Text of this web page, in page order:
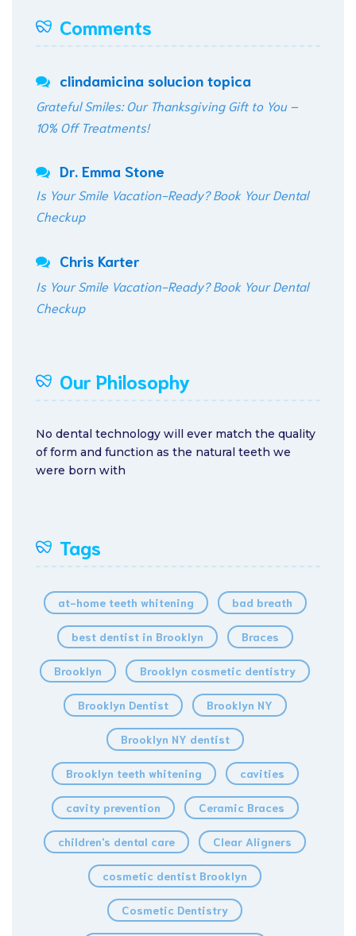
Comments
clindamicina solucion topica
Grateful Smiles: Our Thanksgiving Gift to You –
10% Off Treatments!
Dr. Emma Stone
Is Your Smile Vacation-Ready? Book Your Dental
Checkup
Chris Karter
Is Your Smile Vacation-Ready? Book Your Dental
Checkup
Our Philosophy
No dental technology will ever match the quality
of form and function as the natural teeth we
were born with
Tags
at-home teeth whitening bad breath
best dentist in Brooklyn Braces
Brooklyn Brooklyn cosmetic dentistry
Brooklyn Dentist Brooklyn NY
Brooklyn NY dentist
Brooklyn teeth whitening cavities
cavity prevention Ceramic Braces
children's dental care Clear Aligners
cosmetic dentist Brooklyn
Cosmetic Dentistry